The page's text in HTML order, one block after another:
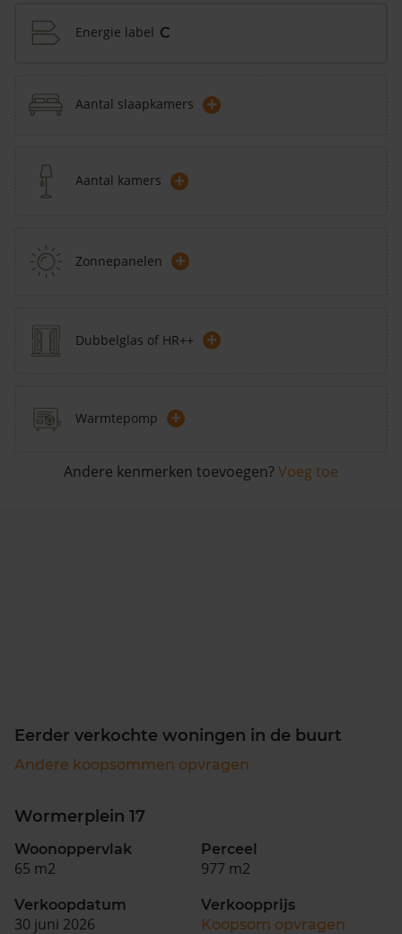
Energie label C
Aantal slaapkamers +
Aantal kamers +
Zonnepanelen +
Dubbelglas of HR++ +
Warmtepomp +
Andere kenmerken toevoegen? Voeg toe
Eerder verkochte woningen in de buurt
Andere koopsommen opvragen
Wormerplein 17
Woonoppervlak
65 m2
Perceel
977 m2
Verkoopdatum
30 juni 2026
Verkoopprijs
Koopsom opvragen